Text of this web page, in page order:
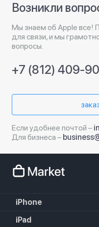
Возникли
Мы знаем об Apple все!
для связи, и мы
вопросы.
+7 (812) 409-
Если удобнее почтой –
Для бизнеса –
iPhone
iPhone 17e
iPad